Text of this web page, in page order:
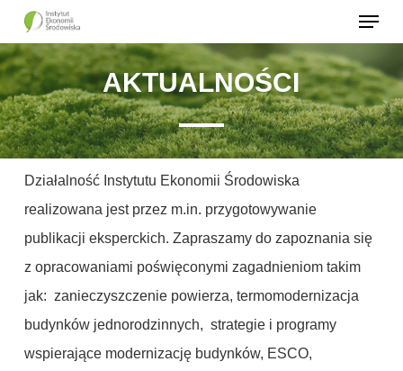
Skip
to
main
content
Menu
AKTUALNOŚCI
Działalność Instytutu Ekonomii Środowiska
realizowana jest przez m.in. przygotowywanie
publikacji eksperckich. Zapraszamy do zapoznania się
z opracowaniami poświęconymi zagadnieniom takim
jak: zanieczyszczenie powierza, termomodernizacja
budynków jednorodzinnych, strategie i programy
wspierające modernizację budynków, ESCO,
Menu